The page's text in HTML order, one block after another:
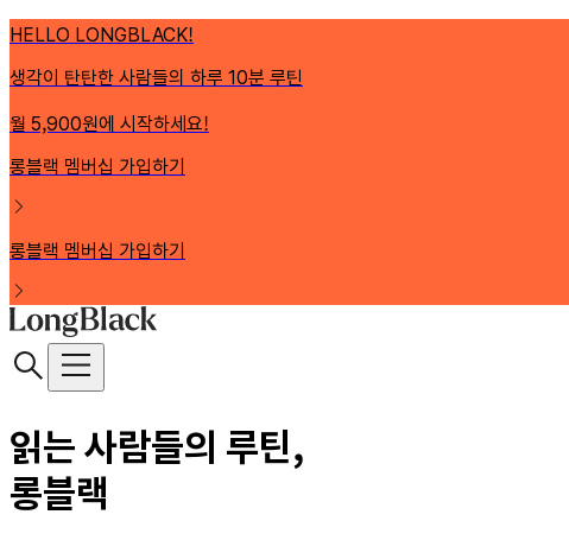
HELLO LONGBLACK!
생각이 탄탄한 사람들의 하루 10분 루틴
월 5,900원에 시작하세요!
롱블랙 멤버십 가입하기
롱블랙 멤버십 가입하기
읽는 사람들의 루틴,
롱블랙